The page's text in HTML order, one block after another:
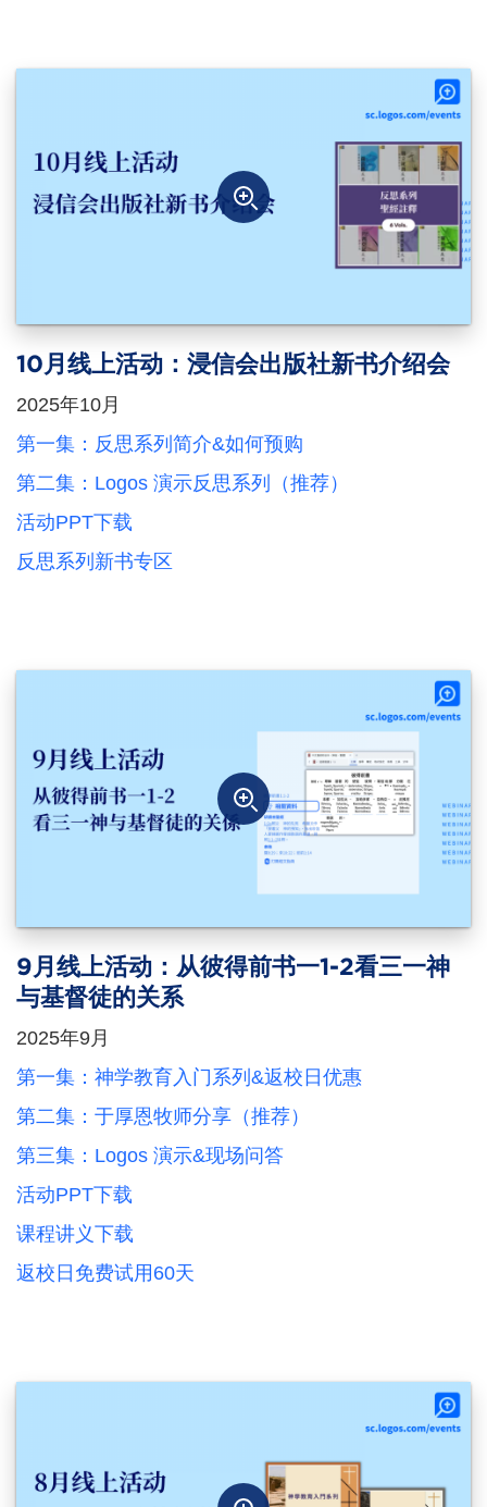
10月线上活动：浸信会出版社新书介绍会
2025年10月
第一集：反思系列简介&如何预购
第二集：Logos 演示反思系列（推荐）
活动PPT下载
反思系列新书专区
9月线上活动：从彼得前书一1-2看三一神
与基督徒的关系
2025年9月
第一集：神学教育入门系列&返校日优惠
第二集：于厚恩牧师分享（推荐）
第三集：Logos 演示&现场问答
活动PPT下载
课程讲义下载
返校日免费试用60天